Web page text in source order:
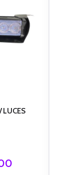
LUCES